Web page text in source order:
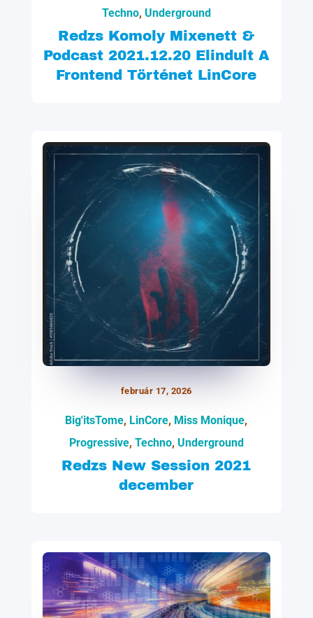
Techno, Underground
Redzs Komoly Mixenett &
Podcast 2021.12.20 Elindult A
Frontend Történet LinCore
február 17, 2026
Big'itsTome, LinCore, Miss Monique,
Progressive, Techno, Underground
Redzs New Session 2021
december